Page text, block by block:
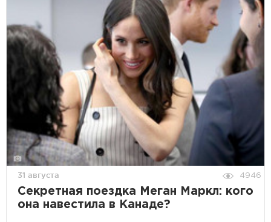
31 августа 4946
Секретная поездка Меган Маркл: кого
она навестила в Канаде?